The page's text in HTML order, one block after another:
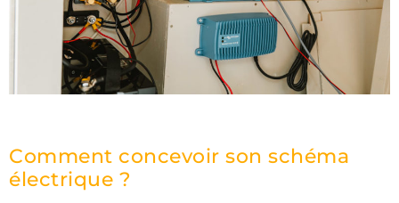
Comment concevoir son schéma
électrique ?